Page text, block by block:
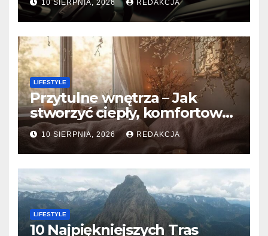
10 SIERPNIA, 2026 REDAKCJA
LIFESTYLE
Przytulne wnętrza – Jak
stworzyć ciepły, komfortowy
dom?
10 SIERPNIA, 2026 REDAKCJA
LIFESTYLE
10 Najpiękniejszych Tras